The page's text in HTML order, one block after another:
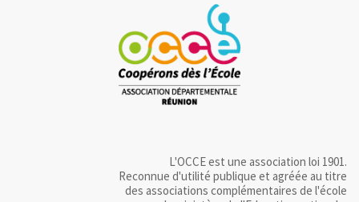
L'OCCE est une association loi 1901.
Reconnue d'utilité publique et agréée au titre
des associations complémentaires de l'école